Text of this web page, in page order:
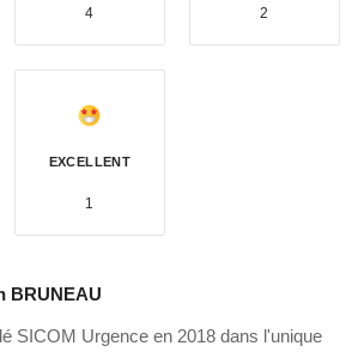
4 2
EXCELLENT
1
BRUNEAU
SICOM Urgence en 2018 dans l'unique